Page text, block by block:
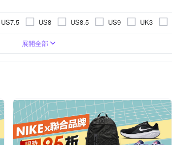
US7.5 US8 US8.5 US9 UK3
UK8.5
21.5cm 22cm 23.5cm
展開全部